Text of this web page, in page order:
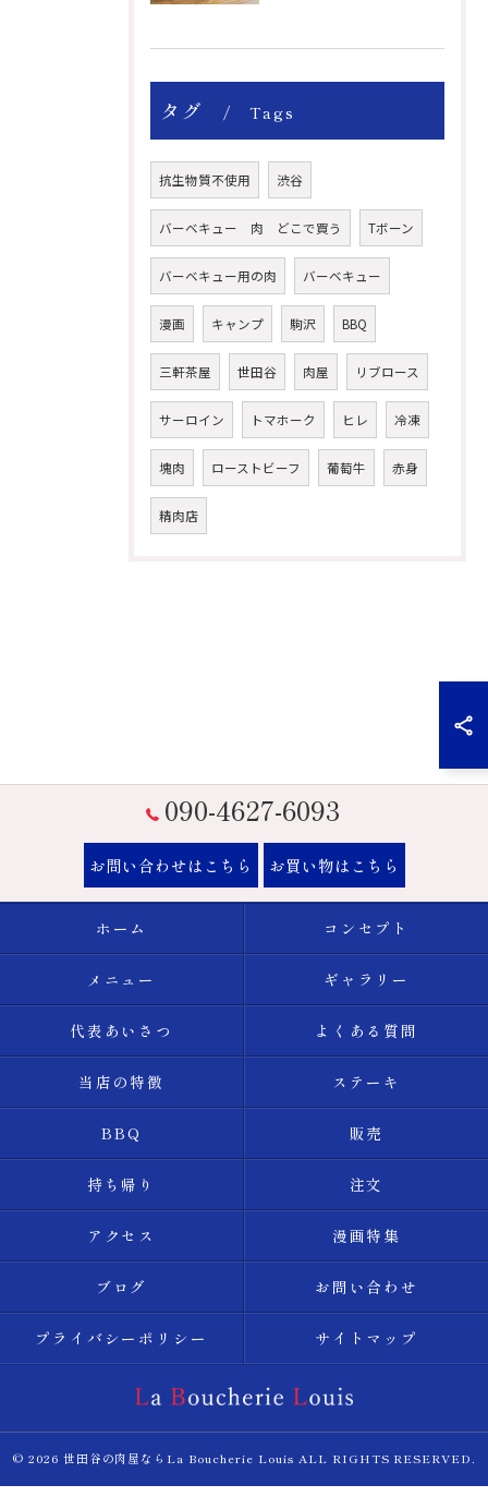
タグ Tags
抗生物質不使用 渋谷
バーベキュー 肉 どこで買う Tボーン
バーベキュー用の肉 バーベキュー
漫画 キャンプ 駒沢 BBQ
三軒茶屋 世田谷 肉屋 リブロース
サーロイン トマホーク ヒレ 冷凍
塊肉 ローストビーフ 葡萄牛 赤身
精肉店
090-4627-6093
お問い合わせはこちら お買い物はこちら
ホーム コンセプト
メニュー ギャラリー
代表あいさつ よくある質問
当店の特徴 ステーキ
BBQ 販売
持ち帰り 注文
アクセス 漫画特集
ブログ お問い合わせ
プライバシーポリシー サイトマップ
© 2026 世田谷の肉屋ならLa Boucherie Louis ALL RIGHTS RESERVED.